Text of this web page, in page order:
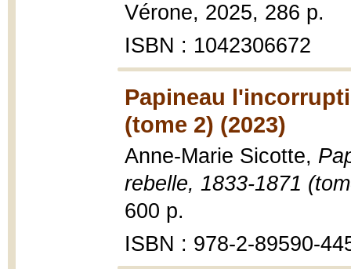
Vérone, 2025, 286 p.
ISBN : 1042306672
Papineau
(tome 2) (2023)
Anne-Marie Sicotte,
rebelle, 1833-1871
600 p.
ISBN : 978-2-89590-